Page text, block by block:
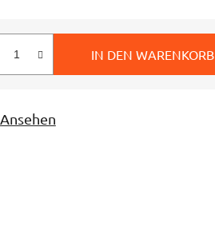
IN DEN WARENKORB
Ansehen